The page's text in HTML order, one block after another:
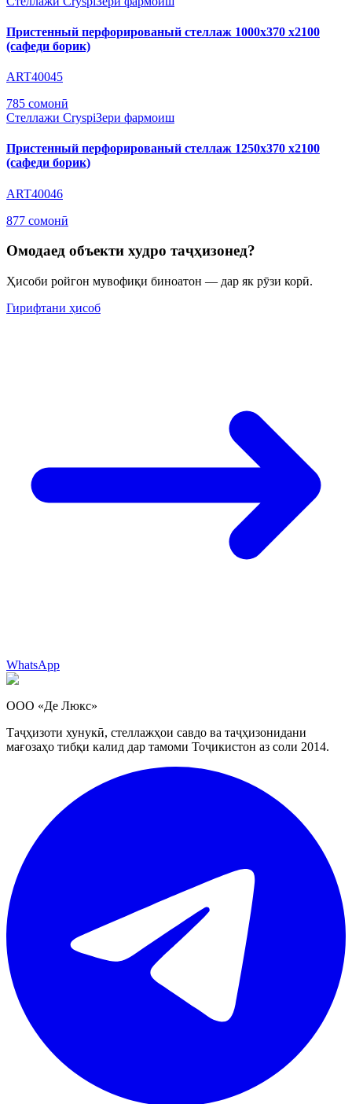
Пристенный перфорированый стеллаж 1000х370 х2100
(сафеди борик)
ART40045
785 сомонӣ
Стеллажи CryspiЗери фармоиш
Пристенный перфорированый стеллаж 1250х370 х2100
(сафеди борик)
ART40046
877 сомонӣ
Омодаед объекти худро таҷҳизонед?
Ҳисоби ройгон мувофиқи биноатон — дар як рӯзи корӣ.
Гирифтани ҳисоб
WhatsApp
ООО «Де Люкс»
Таҷҳизоти хунукӣ, стеллажҳои савдо ва таҷҳизонидани
мағозаҳо тибқи калид дар тамоми Тоҷикистон аз соли 2014.